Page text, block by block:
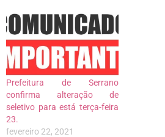
Prefeitura de Serrano
confirma alteração de
seletivo para está terça-feira
23.
fevereiro 22, 2021